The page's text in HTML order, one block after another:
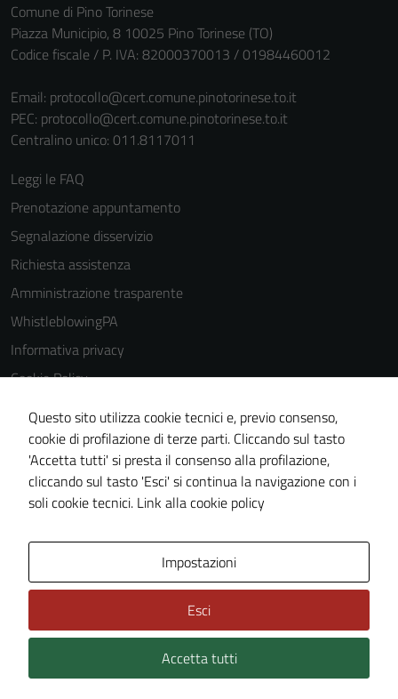
Comune di Pino Torinese
Piazza Municipio, 8 10025 Pino Torinese (TO)
Codice fiscale / P. IVA: 82000370013 / 01984460012
Email: protocollo@cert.comune.pinotorinese.to.it
PEC: protocollo@cert.comune.pinotorinese.to.it
Centralino unico: 011.8117011
Leggi le FAQ
Prenotazione appuntamento
Segnalazione disservizio
Richiesta assistenza
Amministrazione trasparente
WhistleblowingPA
Informativa privacy
Cookie Policy
Note legali
Dichiarazione di accessibilità
Piano di miglioramento del sito
Certificazione sistema gestione qualità
Technical Design s.r.l.
Questo sito utilizza cookie tecnici e, previo consenso,
cookie di profilazione di terze parti. Cliccando sul tasto
'Accetta tutti' si presta il consenso alla profilazione,
cliccando sul tasto 'Esci' si continua la navigazione con i
soli cookie tecnici. Link alla cookie policy
Impostazioni
Esci
Accetta tutti
per il
del sito e non
possono
essere
disabilitati.
Questi cookie
informazioni
personali.